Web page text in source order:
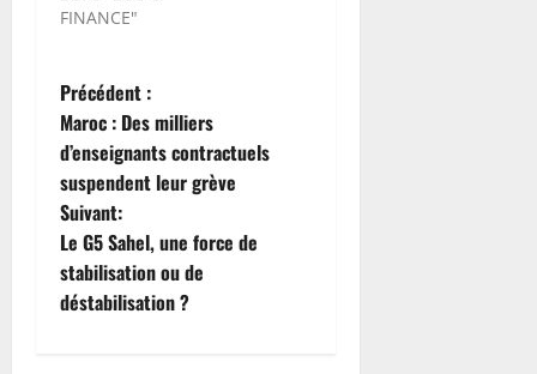
FINANCE"
N
a
v
i
g
Précédent :
Maroc : Des milliers
d’enseignants contractuels
suspendent leur grève
Suivant:
Le G5 Sahel, une force de
stabilisation ou de
déstabilisation ?